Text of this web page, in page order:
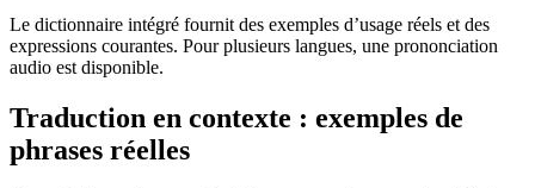
Le dictionnaire intégré fournit des exemples d’usage réels et des
expressions courantes. Pour plusieurs langues, une prononciation
audio est disponible.
Traduction en contexte : exemples de
phrases réelles